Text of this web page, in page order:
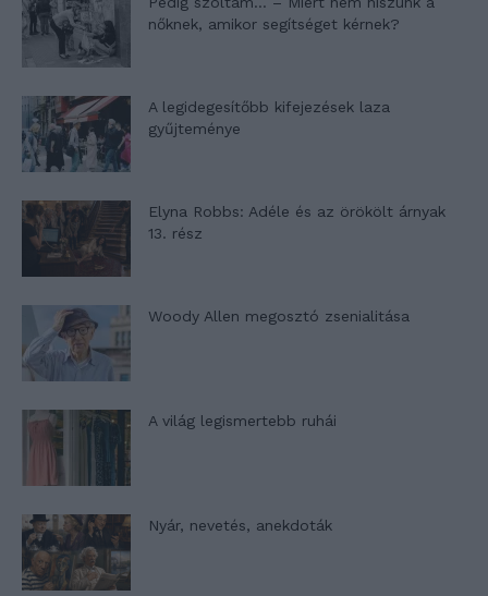
nőknek, amikor segítséget kérnek?
A legidegesítőbb kifejezések laza
gyűjteménye
Elyna Robbs: Adéle és az örökölt árnyak
13. rész
Woody Allen megosztó zsenialitása
A világ legismertebb ruhái
Nyár, nevetés, anekdoták